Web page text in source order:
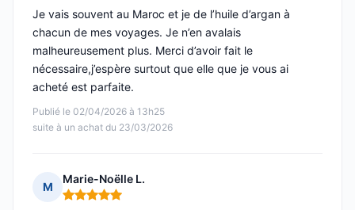
Publié le 02/04/2026 à 13h25
suite à un achat du 23/03/2026
Je vais souvent au Maroc et je de l’huile d’argan à
chacun de mes voyages. Je n’en avalais
malheureusement plus. Merci d’avoir fait le
nécessaire,j’espère surtout que elle que je vous ai
acheté est parfaite.
M
Marie-Noëlle L.
Note : 5 sur 5